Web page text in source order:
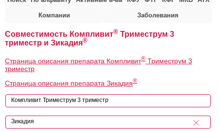
Компании Заболевания
Совместимость Компливит® Триместрум 3
триместр и Зикадия®
Страница описания препарата Компливит® Триместрум 3
триместр
Страница описания препарата Зикадия®